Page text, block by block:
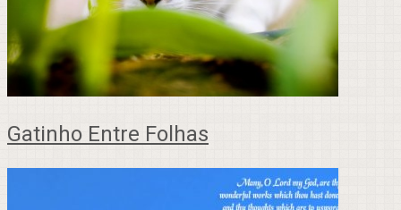
Gatinho Entre Folhas